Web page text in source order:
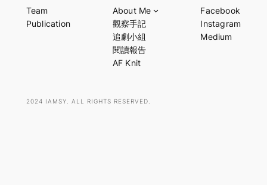
r
Team
Publication
About Me
觀察手記
追劇小組
閱讀報告
AF Knit
Facebook
Instagram
Medium
2024 IAMSY. ALL RIGHTS RESERVED.